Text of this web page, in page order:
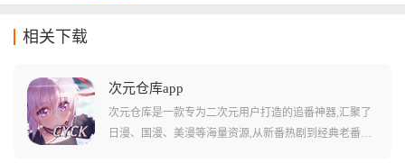
相关下载
次元仓库app
次元仓库是一款专为二次元用户打造的追番神器,汇聚了
日漫、国漫、美漫等海量资源,从新番热剧到经典老番一